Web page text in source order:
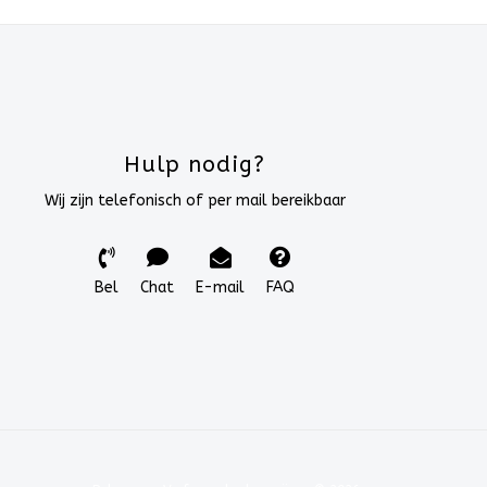
Hulp nodig?
Wij zijn telefonisch of per mail bereikbaar
Bel Chat E-mail FAQ